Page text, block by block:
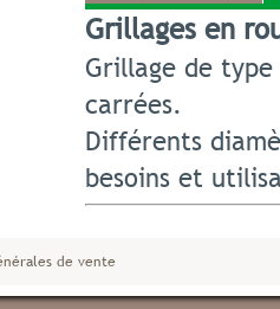
Grillages en
Grillage de
carrées.
Différents
besoins et
de vente